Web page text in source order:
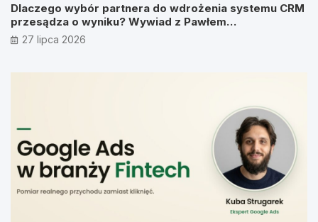
Dlaczego wybór partnera do wdrożenia systemu CRM
przesądza o wyniku? Wywiad z Pawłem
Prymakowskim, CEO IT Vision
27 lipca 2026